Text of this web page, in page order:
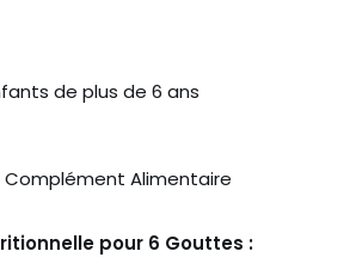
de plus de 6 ans
Complément Alimentaire
pour 6 Gouttes :